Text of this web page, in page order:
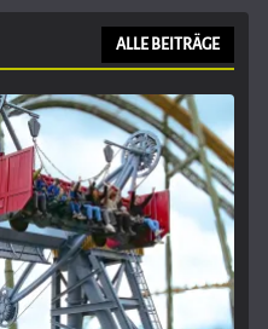
ALLE BEITRÄGE